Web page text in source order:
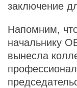
заключение
Напомним,
начальнику
вынесла